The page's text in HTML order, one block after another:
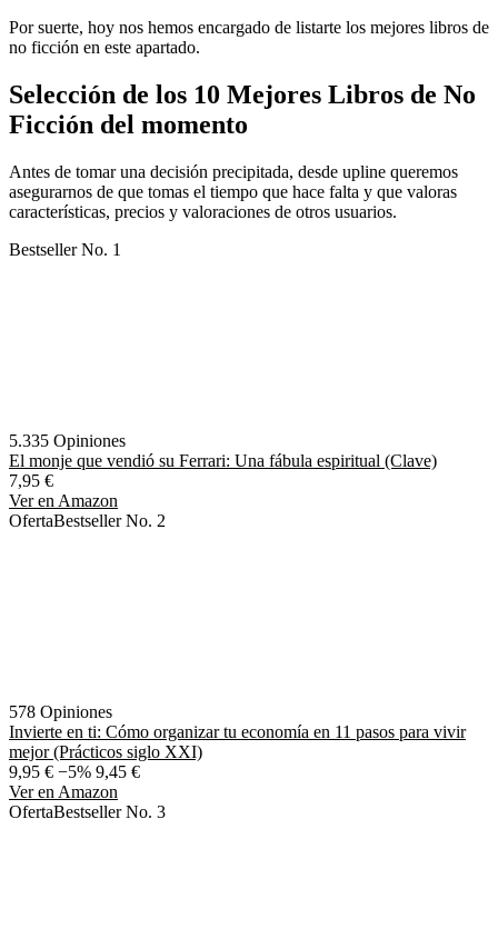
Por suerte, hoy nos hemos encargado de listarte los mejores libros de
no ficción en este apartado.
Selección de los 10 Mejores Libros de No
Ficción del momento
Antes de tomar una decisión precipitada, desde upline queremos
asegurarnos de que tomas el tiempo que hace falta y que valoras
características, precios y valoraciones de otros usuarios.
Bestseller No. 1
5.335 Opiniones
El monje que vendió su Ferrari: Una fábula espiritual (Clave)
7,95 €
Ver en Amazon
OfertaBestseller No. 2
578 Opiniones
Invierte en ti: Cómo organizar tu economía en 11 pasos para vivir
mejor (Prácticos siglo XXI)
9,95 € −5% 9,45 €
Ver en Amazon
OfertaBestseller No. 3